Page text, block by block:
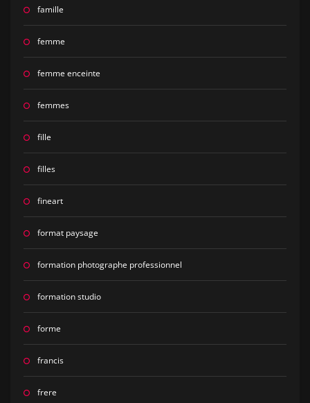
famille
femme
femme enceinte
femmes
fille
filles
fineart
format paysage
formation photographe professionnel
formation studio
forme
francis
frere